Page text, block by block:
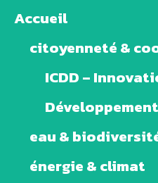
Accueil
citoyenneté &
ICDD –
eau &
énergie & climat